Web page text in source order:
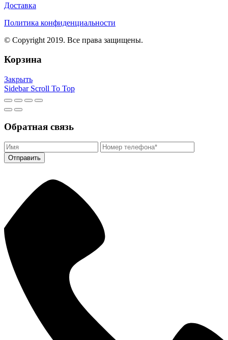
Доставка
Политика конфиденциальности
© Copyright 2019. Все права защищены.
Корзина
Закрыть
Sidebar Scroll To Top
Обратная связь
Отправить